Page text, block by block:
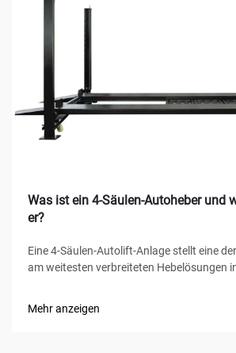
Was ist ein 4-Säulen-Autoheber und
er?
Eine 4-Säulen-Autolift-Anlage stellt eine
am weitesten verbreiteten Hebelösungen
Wagenhebern oder Scherenhebern bietet
Mehr anzeigen